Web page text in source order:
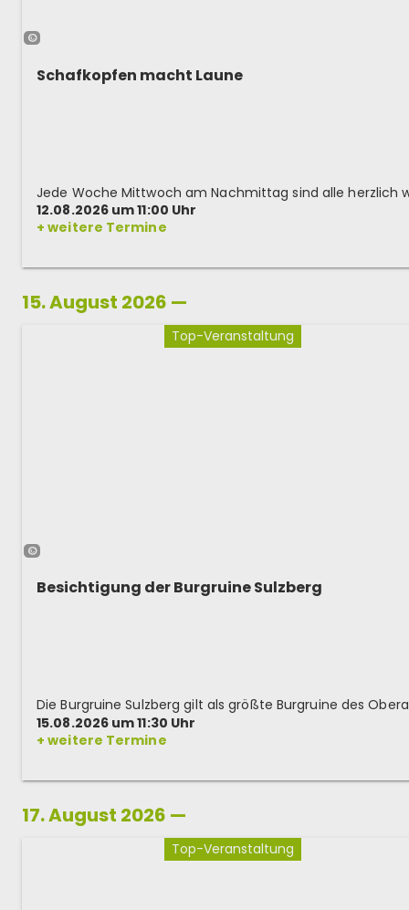
©
Schafkopfen macht Laune
12.08.2026 um 11:00 Uhr
+ weitere Termine
15. August 2026 —
©
Top-Veranstaltung
Besichtigung der Burgruine Sulzberg
15.08.2026 um 11:30 Uhr
+ weitere Termine
17. August 2026 —
Top-Veranstaltung